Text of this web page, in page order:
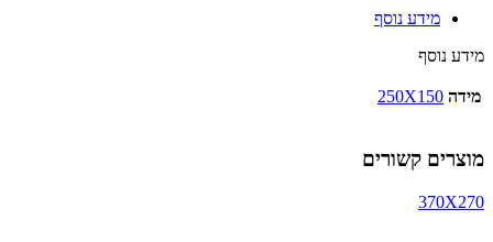
מידע נוסף
מידע נוסף
מידה 250X150
מוצרים קשורים
370X270